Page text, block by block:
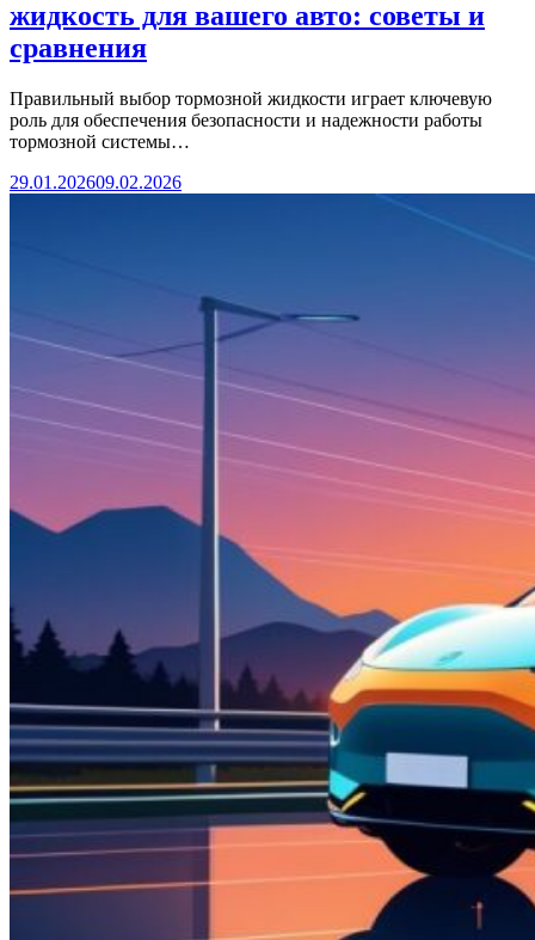
жидкость для вашего авто: советы и
сравнения
Правильный выбор тормозной жидкости играет ключевую
роль для обеспечения безопасности и надежности работы
тормозной системы…
29.01.202609.02.2026